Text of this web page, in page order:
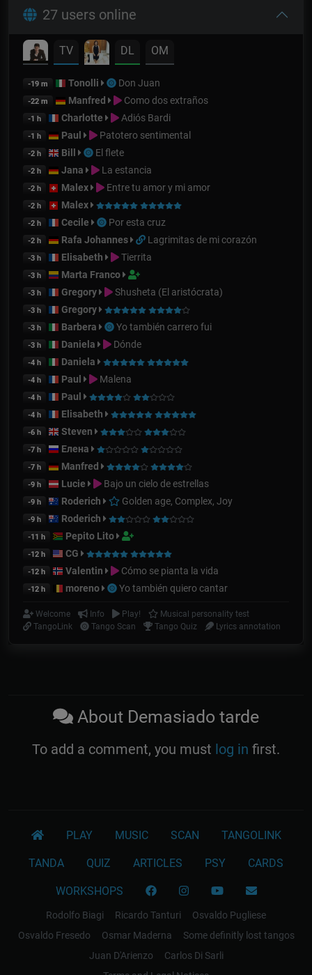
27 users online
TV DL OM
-19 m Tonolli Don Juan
-22 m Manfred Como dos extraños
-1 h Charlotte Adiós Bardi
-1 h Paul Patotero sentimental
-2 h Bill El flete
-2 h Jana La estancia
-2 h Malex Entre tu amor y mi amor
-2 h Malex
-2 h Cecile Por esta cruz
-2 h Rafa Johannes Lagrimitas de mi corazón
-3 h Elisabeth Tierrita
-3 h Marta Franco
-3 h Gregory Shusheta (El aristócrata)
-3 h Gregory
-3 h Barbera Yo también carrero fui
-3 h Daniela Dónde
-4 h Daniela
-4 h Paul Malena
-4 h Paul
-4 h Elisabeth
-6 h Steven
-7 h Елена
-7 h Manfred
-9 h Lucie Bajo un cielo de estrellas
-9 h Roderich Golden age, Complex, Joy
-9 h Roderich
-11 h Pepito Lito
-12 h CG
-12 h Valentin Cómo se pianta la vida
-12 h moreno Yo también quiero cantar
Welcome Info Play!
Musical personality test
TangoLink
Tango Scan Tango Quiz Lyrics annotation
About Demasiado tarde
To add a comment, you must log in first.
PLAY MUSIC SCAN TANGOLINK
TANDA QUIZ ARTICLES PSY CARDS
WORKSHOPS
Rodolfo Biagi Ricardo Tanturi
Osvaldo Pugliese
Osvaldo Fresedo
Osmar Maderna
Some definitly lost tangos
Juan D'Arienzo
Carlos Di Sarli